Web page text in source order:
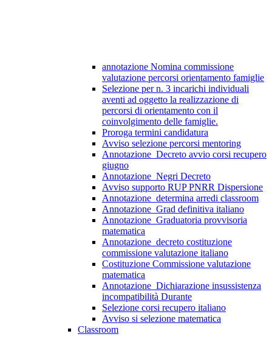
annotazione Nomina commissione
valutazione percorsi orientamento famiglie
Selezione per n. 3 incarichi individuali
aventi ad oggetto la realizzazione di
percorsi di orientamento con il
coinvolgimento delle famiglie.
Proroga termini candidatura
Avviso selezione percorsi mentoring
Annotazione_Decreto avvio corsi recupero
giugno
Annotazione_Negri Decreto
Avviso supporto RUP PNRR Dispersione
Annotazione_determina arredi classroom
Annotazione_Grad definitiva italiano
Annotazione_Graduatoria provvisoria
matematica
Annotazione_decreto costituzione
commissione valutazione italiano
Costituzione Commissione valutazione
matematica
Annotazione_Dichiarazione insussistenza
incompatibilità Durante
Selezione corsi recupero italiano
Avviso si selezione matematica
Classroom